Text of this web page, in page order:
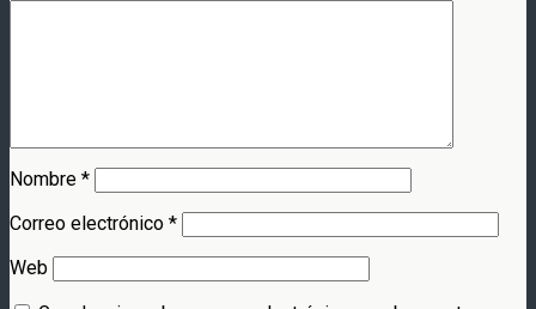
Nombre *
Correo electrónico *
Web